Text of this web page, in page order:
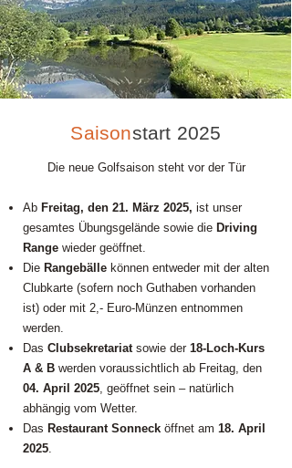
Saisonstart 2025
Die neue Golfsaison steht vor der Tür
Ab Freitag, den 21. März 2025, ist unser
gesamtes Übungsgelände sowie die Driving
Range wieder geöffnet.
Die Rangebälle können entweder mit der alten
Clubkarte (sofern noch Guthaben vorhanden
ist) oder mit 2,- Euro-Münzen entnommen
werden.
Das Clubsekretariat sowie der 18-Loch-Kurs
A & B werden voraussichtlich ab Freitag, den
04. April 2025, geöffnet sein – natürlich
abhängig vom Wetter.
Das Restaurant Sonneck öffnet am 18. April
2025.